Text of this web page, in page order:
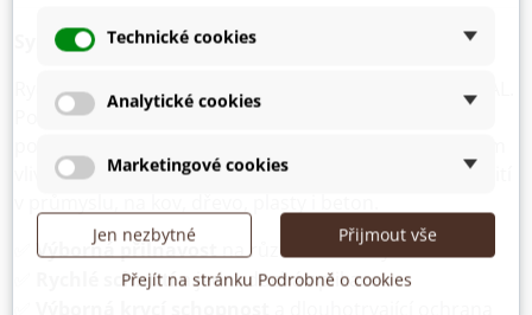
Syntetický sprej RAL
Rychleschnoucí syntetická barva ve spreji v odstínu RAL.
Poskytuje dokonalé krytí a dlouhotrvající ochranu
vlivům, mechanickému opotřebení
je ideální pro použití
Výborná přilnavostna různé materiály
Rychlé schnutía jednoduchá aplikace
Technické cookies
Analytické cookies
Marketingové cookies
Jen nezbytné
Přijmout vše
Přejít na stránku Podrobně o cookies